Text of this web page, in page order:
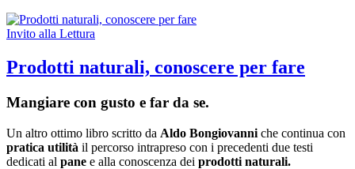
Invito alla Lettura
Prodotti naturali, conoscere per fare
Mangiare con gusto e far da se.
Un altro ottimo libro scritto da Aldo Bongiovanni che continua con
pratica utilità il percorso intrapreso con i precedenti due testi
dedicati al pane e alla conoscenza dei prodotti naturali.